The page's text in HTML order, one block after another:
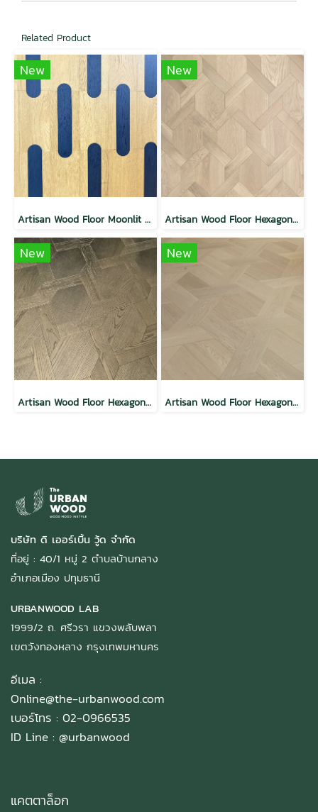
Related Product
New
Artisan Wood Floor Moonlit Passion
New
Artisan Wood Floor Hexagon Weave Passion
New
Artisan Wood Floor Hexagon Weave Charm
New
Artisan Wood Floor Hexagon Glace Weave
บริษัท ดิ เออร์เบิ้น วู้ด จำกัด
ที่อยู่ : 40/1 หมู่ 2 ตำบลบ้านกลาง
อำเภอเมือง ปทุมธานี
URBANWOOD LAB
1999/2 ถ. ศรีวรา แขวงพลับพลา
เขตวังทองหลาง กรุงเทพมหานคร
อีเมล :
Online@the-urbanwood.com
เบอร์โทร : 02-0966535
ID Line : @urbanwood
แคตตาล็อก